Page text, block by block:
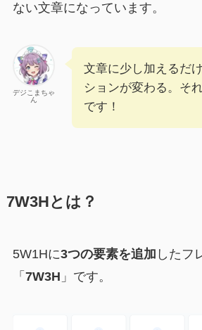
ない文章になっています。
デジこまちゃ
ん
文章に少し加えるだ
ションが変わる。そ
です！
7W3Hとは？
5W1Hに3つの要素を追加 したフ
「 7W3H 」です。